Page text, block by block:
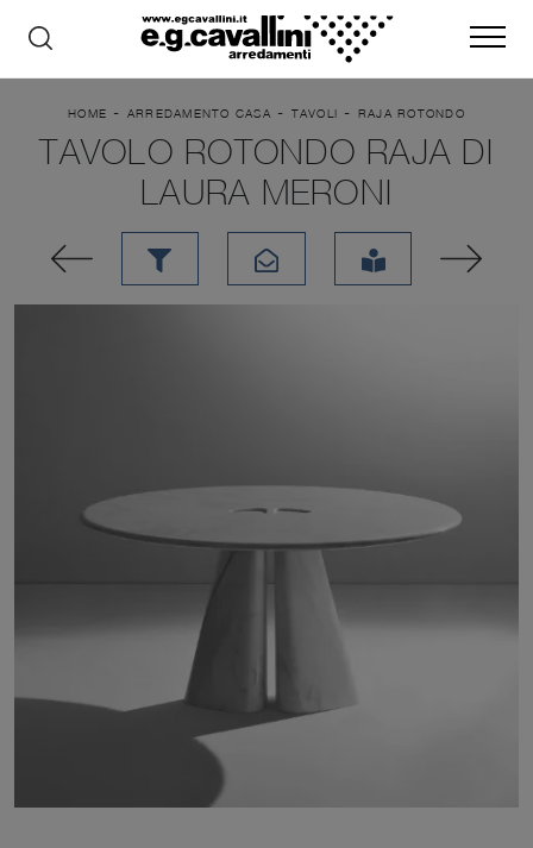
HOME - ARREDAMENTO CASA - TAVOLI - RAJA ROTONDO
TAVOLO ROTONDO RAJA DI
LAURA MERONI